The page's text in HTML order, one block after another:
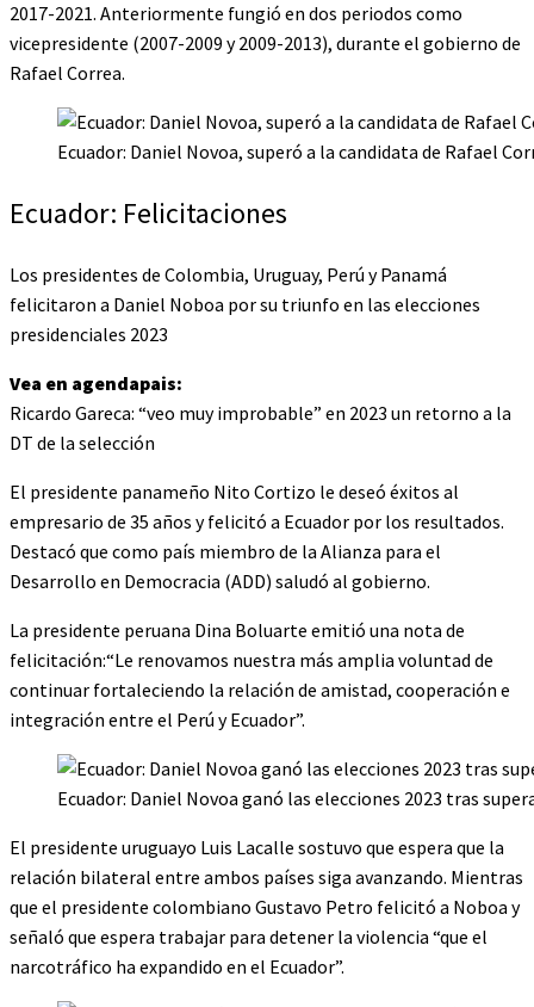
2017-2021. Anteriormente fungió en dos periodos como
vicepresidente (2007-2009 y 2009-2013), durante el gobierno de
Rafael Correa.
Ecuador: Daniel Novoa, superó a la candidata de Rafael
Ecuador: Felicitaciones
Los presidentes de Colombia, Uruguay, Perú y Panamá
felicitaron a Daniel Noboa por su triunfo en las elecciones
presidenciales 2023
Vea en agendapais:
Ricardo Gareca: “veo muy improbable” en 2023 un retorno a la
DT de la selección
El presidente panameño Nito Cortizo le deseó éxitos al
empresario de 35 años y felicitó a Ecuador por los resultados.
Destacó que como país miembro de la Alianza para el
Desarrollo en Democracia (ADD) saludó al gobierno.
La presidente peruana Dina Boluarte emitió una nota de
felicitación:“Le renovamos nuestra más amplia voluntad de
continuar fortaleciendo la relación de amistad, cooperación e
integración entre el Perú y Ecuador”.
Ecuador: Daniel Novoa ganó las elecciones 2023 tras
El presidente uruguayo Luis Lacalle sostuvo que espera que la
relación bilateral entre ambos países siga avanzando. Mientras
que el presidente colombiano Gustavo Petro felicitó a Noboa y
señaló que espera trabajar para detener la violencia “que el
narcotráfico ha expandido en el Ecuador”.